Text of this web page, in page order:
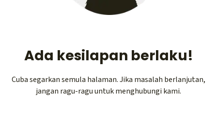
Ada kesilapan berlaku!
Cuba segarkan semula halaman. Jika masalah berlanjutan,
jangan ragu-ragu untuk menghubungi kami.